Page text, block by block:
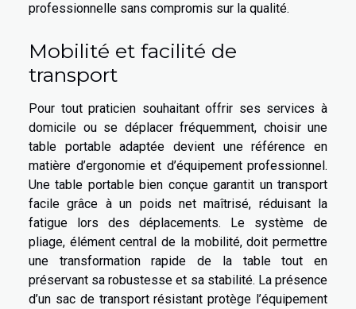
professionnelle sans compromis sur la qualité.
Mobilité et facilité de
transport
Pour tout praticien souhaitant offrir ses services à
domicile ou se déplacer fréquemment, choisir une
table portable adaptée devient une référence en
matière d’ergonomie et d’équipement professionnel.
Une table portable bien conçue garantit un transport
facile grâce à un poids net maîtrisé, réduisant la
fatigue lors des déplacements. Le système de
pliage, élément central de la mobilité, doit permettre
une transformation rapide de la table tout en
préservant sa robustesse et sa stabilité. La présence
d’un sac de transport résistant protège l’équipement